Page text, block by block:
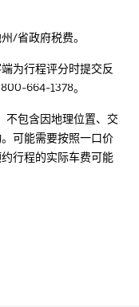
/省政府税费。
为行程评分时提交反
664-1378。
不包含因地理位置、交
可能需要按照一口价
行程的实际车费可能